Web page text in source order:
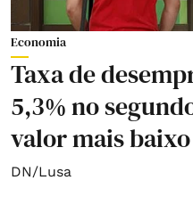
Economia
Taxa de
5,3% no
valor mais baixo
DN/Lusa